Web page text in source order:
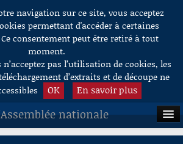
navigation sur ce site, vous acceptez
permettant d'accéder à certaines
consentement peut être retiré à tout
moment.
n’acceptez pas l’utilisation de cookies, les
d’extraits et de découpe ne
OK En savoir plus
nationale